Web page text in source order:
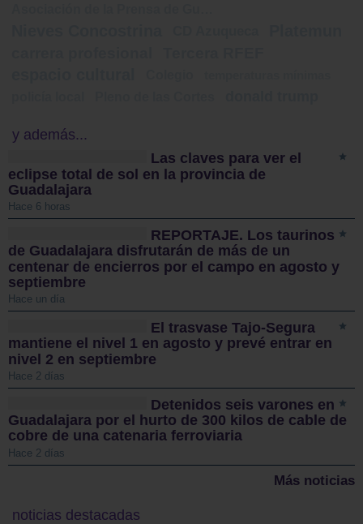
y además...
Las claves para ver el
eclipse total de sol en la provincia de
Guadalajara
Hace 6 horas
REPORTAJE. Los taurinos
de Guadalajara disfrutarán de más de un
centenar de encierros por el campo en agosto y
septiembre
Hace un día
El trasvase Tajo-Segura
mantiene el nivel 1 en agosto y prevé entrar en
nivel 2 en septiembre
Hace 2 días
Detenidos seis varones en
Guadalajara por el hurto de 300 kilos de cable de
cobre de una catenaria ferroviaria
Hace 2 días
Más noticias
noticias destacadas